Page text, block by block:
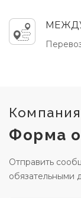
Форма
Отправить
обязательными